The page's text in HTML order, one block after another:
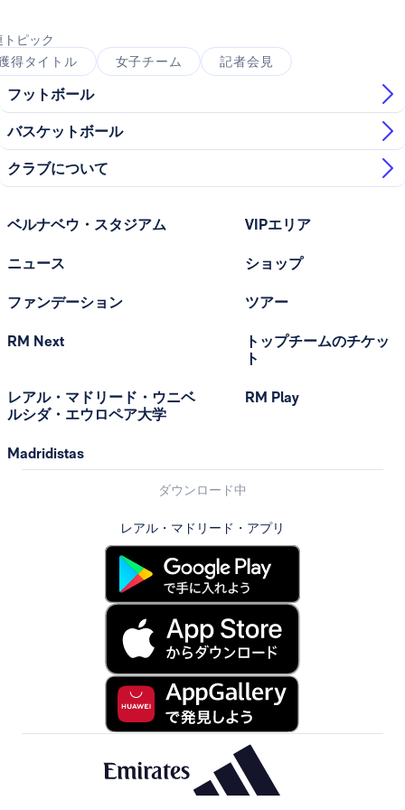
トピック
得タイトル
女子チーム 記者会見
フットボール
バスケットボール
クラブについて
ベルナベウ・スタジアム
ニュース
ファンデーション
RM Next
レアル・マドリード・ウニベ
ルシダ・エウロペア大学
Madridistas
VIPエリア
ショップ
ツアー
トップチームのチケッ
ト
RM Play
ダウンロード中
レアル・マドリード・アプリ